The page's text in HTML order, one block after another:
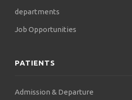
departments
Job Opportunities
PATIENTS
Admission & Departure